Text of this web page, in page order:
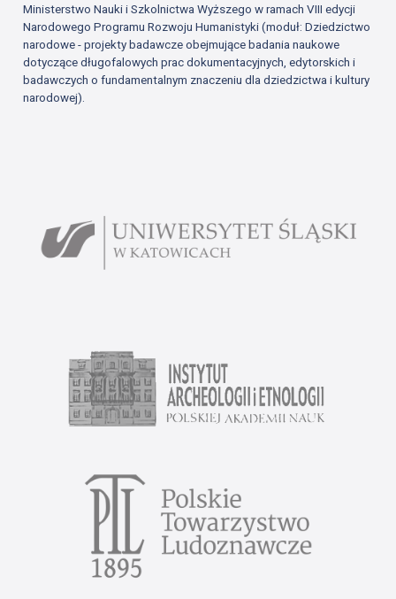
Ministerstwo Nauki i Szkolnictwa Wyższego w ramach VIII edycji
Narodowego Programu Rozwoju Humanistyki (moduł: Dziedzictwo
narodowe - projekty badawcze obejmujące badania naukowe
dotyczące długofalowych prac dokumentacyjnych, edytorskich i
badawczych o fundamentalnym znaczeniu dla dziedzictwa i kultury
narodowej).